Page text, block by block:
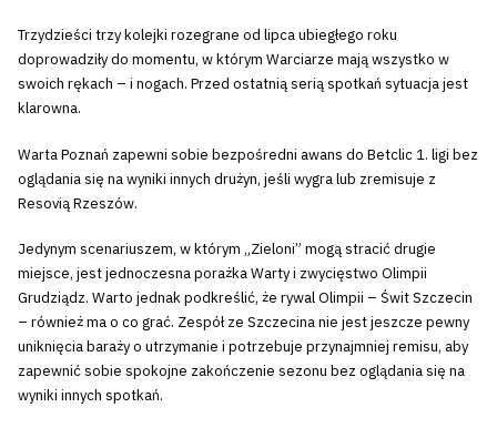
Trzydzieści trzy kolejki rozegrane od lipca ubiegłego roku
doprowadziły do momentu, w którym Warciarze mają wszystko w
swoich rękach – i nogach. Przed ostatnią serią spotkań sytuacja jest
klarowna.
Warta Poznań zapewni sobie bezpośredni awans do Betclic 1. ligi bez
oglądania się na wyniki innych drużyn, jeśli wygra lub zremisuje z
Resovią Rzeszów.
Jedynym scenariuszem, w którym „Zieloni” mogą stracić drugie
miejsce, jest jednoczesna porażka Warty i zwycięstwo Olimpii
Grudziądz. Warto jednak podkreślić, że rywal Olimpii – Świt Szczecin
– również ma o co grać. Zespół ze Szczecina nie jest jeszcze pewny
uniknięcia baraży o utrzymanie i potrzebuje przynajmniej remisu, aby
zapewnić sobie spokojne zakończenie sezonu bez oglądania się na
wyniki innych spotkań.